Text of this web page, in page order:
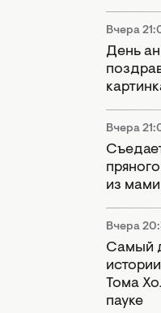
Вчера
День
Вчера
из
Вчера
Самый
Тома
пауке